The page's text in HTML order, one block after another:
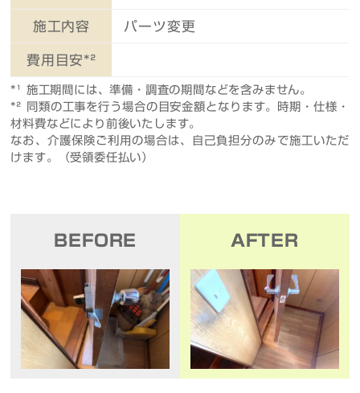
施工内容 パーツ変更
費用目安*²
*¹ 施工期間には、準備・調査の期間などを含みません。
*² 同類の工事を行う場合の目安金額となります。時期・仕様・
材料費などにより前後いたします。
なお、介護保険ご利用の場合は、自己負担分のみで施工いただ
けます。（受領委任払い）
BEFORE AFTER